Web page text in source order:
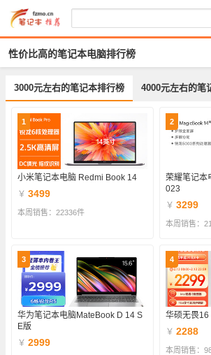
性价比高的笔记本电脑排行榜
3000元左右的笔记本排行榜 4000元左右的笔
1
小米笔记本电脑 Redmi Book 14
￥ 3499
本周销售：22336件
2
荣耀笔记本
023
￥ 3299
本周销售：
3
华为笔记本电脑MateBook D 14 S
E版
￥ 2999
4
华硕无畏
￥ 2288
本周销售：